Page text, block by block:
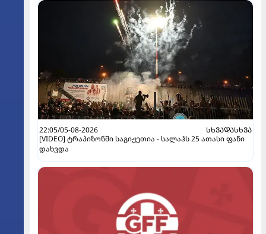
22:05/05-08-2026
ᲡᲮᲕᲐᲓᲐᲡᲮᲕᲐ
[VIDEO] ტრაპიზონში საგიჟეთია - სალაჰს 25 ათასი ფანი
დახვდა